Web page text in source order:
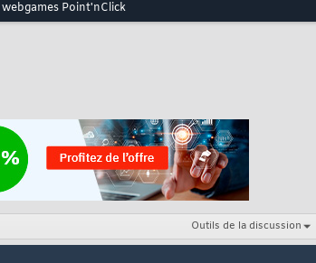
Point'nClick
Outils de la discussion